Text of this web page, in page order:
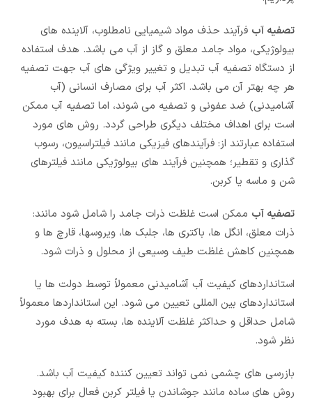
تصفیه آب فرآیند حذف مواد شیمیایی نامطلوب، آلاینده های
بیولوژیکی، مواد جامد معلق و گاز از آب می باشد. هدف استفاده
از دستگاه تصفیه آب تبدیل و تغییر ویژگی های آب جهت تصفیه
هر چه بهتر آن می باشد. اکثر آب برای مصارف انسانی (آب
آشامیدنی) ضد عفونی و تصفیه می شوند، اما تصفیه آب ممکن
است برای اهداف مختلف دیگری طراحی گردد. روش های مورد
استفاده عبارتند از: فرآیندهای فیزیکی مانند فیلتراسیون، رسوب
گذاری و تقطیر؛ همچنین فرآیند های بیولوژیکی مانند فیلترهای
شن و ماسه یا کربن.
تصفیه آب ممکن است غلظت ذرات جامد را شامل شود مانند:
ذرات معلق، انگل ها، باکتری ها، جلبک ها، ویروسها، قارچ ها و
همچنین کاهش غلظت طیف وسیعی از محلول و ذرات شود.
استانداردهای کیفیت آب آشامیدنی معمولاً توسط دولت ها یا
استانداردهای بین المللی تعیین می شود. این استانداردها معمولاً
شامل حداقل و حداکثر غلظت آلاینده ها، بسته به هدف مورد
نظر شود.
بازرسی های چشمی نمی تواند تعیین کننده کیفیت آب باشد.
روش های ساده مانند جوشاندن یا فیلتر کربن فعال برای بهبود